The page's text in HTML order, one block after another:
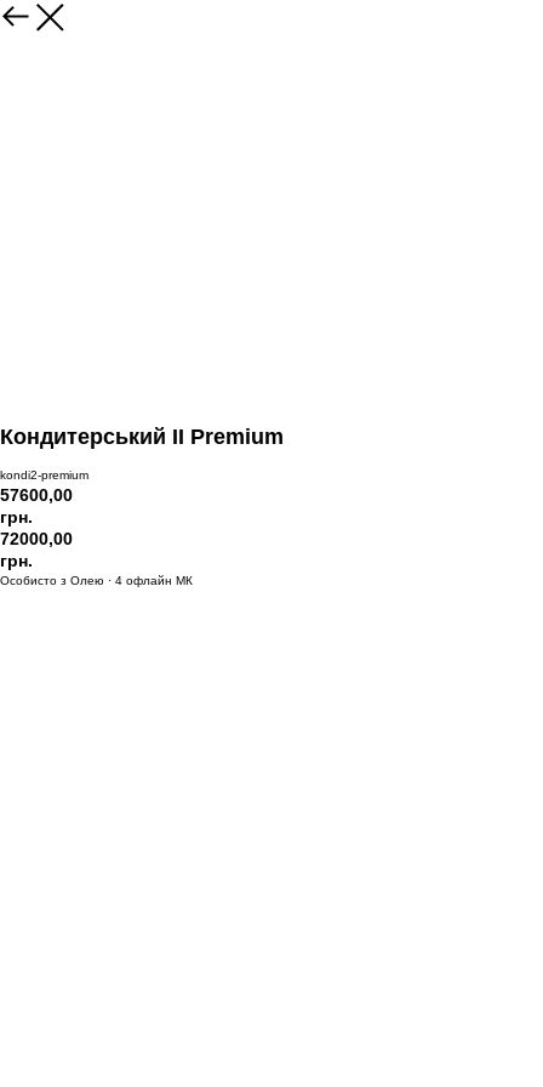
Кондитерський II Premium
kondi2-premium
57600,00
грн.
72000,00
грн.
Особисто з Олею · 4 офлайн МК